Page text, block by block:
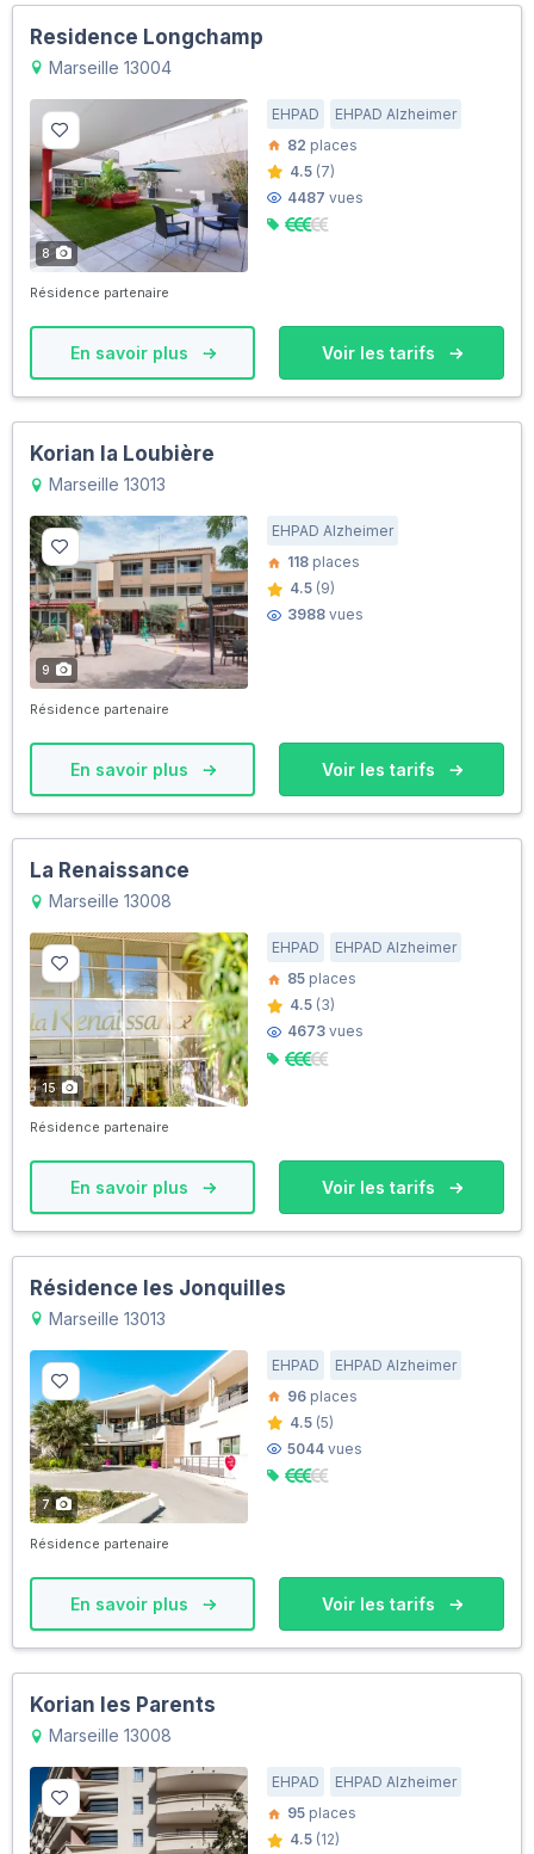
Residence Longchamp
Marseille 13004
8
EHPAD
EHPAD Alzheimer
82 places
4.5 (7)
4487 vues
Résidence partenaire
En savoir plus Voir les tarifs
Korian la Loubière
Marseille 13013
9
EHPAD Alzheimer
118 places
4.5 (9)
3988 vues
Résidence partenaire
En savoir plus Voir les tarifs
La Renaissance
Marseille 13008
15
EHPAD
EHPAD Alzheimer
85 places
4.5 (3)
4673 vues
Résidence partenaire
En savoir plus Voir les tarifs
Résidence les Jonquilles
Marseille 13013
7
EHPAD
EHPAD Alzheimer
96 places
4.5 (5)
5044 vues
Résidence partenaire
En savoir plus Voir les tarifs
Korian les Parents
Marseille 13008
EHPAD
EHPAD Alzheimer
95 places
4.5 (12)